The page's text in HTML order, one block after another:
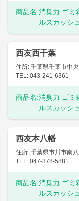
商品名:消臭力 ゴミ
ルスカッシ
西友西千葉
住所: 千葉県千葉市中
TEL: 043-241-6361
商品名:消臭力 ゴミ
ルスカッシ
西友本八幡
住所: 千葉県市川市南
TEL: 047-378-5881
商品名:消臭力 ゴミ
ルスカッシ